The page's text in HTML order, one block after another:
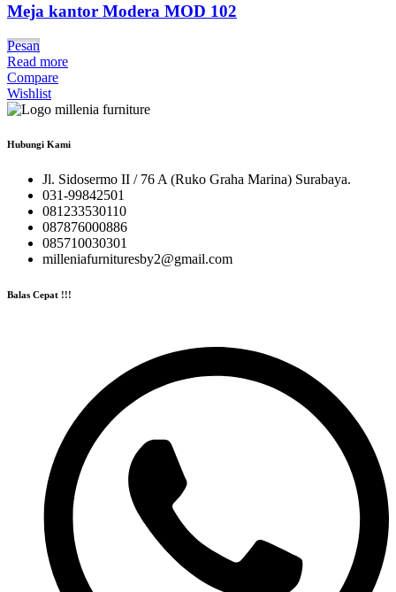
Meja kantor Modera MOD 102
Pesan
Read more
Compare
Wishlist
Hubungi Kami
Jl. Sidosermo II / 76 A (Ruko Graha Marina) Surabaya.
031-99842501
081233530110
087876000886
085710030301
milleniafurnituresby2@gmail.com
Balas Cepat !!!